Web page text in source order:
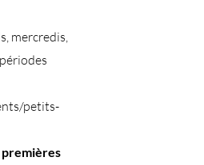
mercredis,
petits-
premières